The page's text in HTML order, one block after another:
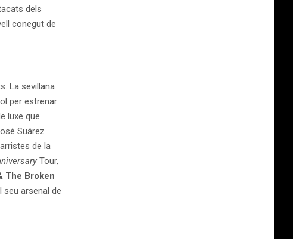
dels
conegut de
La sevillana
per estrenar
luxe que
Suárez
de la
Tour,
The Broken
seu arsenal de